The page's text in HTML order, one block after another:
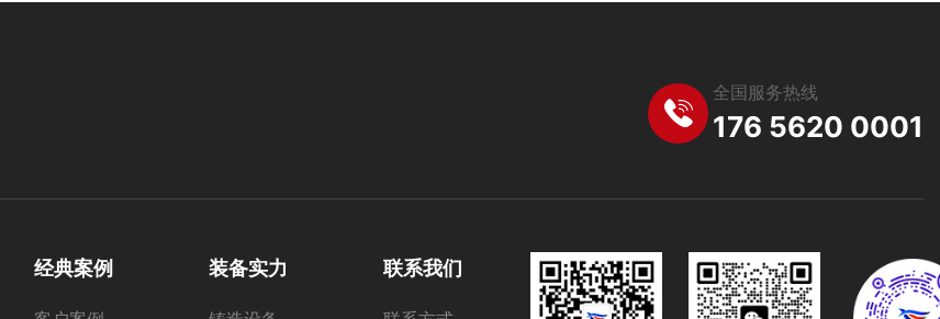
全国服务热线
176 5620 0001
经典案例 装备实力 联系我们